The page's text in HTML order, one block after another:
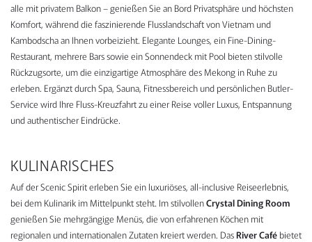
alle mit privatem Balkon – genießen Sie an Bord Privatsphäre und höchsten
Komfort, während die faszinierende Flusslandschaft von Vietnam und
Kambodscha an Ihnen vorbeizieht. Elegante Lounges, ein Fine-Dining-
Restaurant, mehrere Bars sowie ein Sonnendeck mit Pool bieten stilvolle
Rückzugsorte, um die einzigartige Atmosphäre des Mekong in Ruhe zu
erleben. Ergänzt durch Spa, Sauna, Fitnessbereich und persönlichen Butler-
Service wird Ihre Fluss-Kreuzfahrt zu einer Reise voller Luxus, Entspannung
und authentischer Eindrücke.
KULINARISCHES
Auf der Scenic Spirit erleben Sie ein luxuriöses, all-inclusive Reiseerlebnis,
bei dem Kulinarik im Mittelpunkt steht. Im stilvollenCrystal Dining Room
genießen Sie mehrgängige Menüs, die von erfahrenen Köchen mit
regionalen und internationalen Zutaten kreiert werden. DasRiver Café bietet